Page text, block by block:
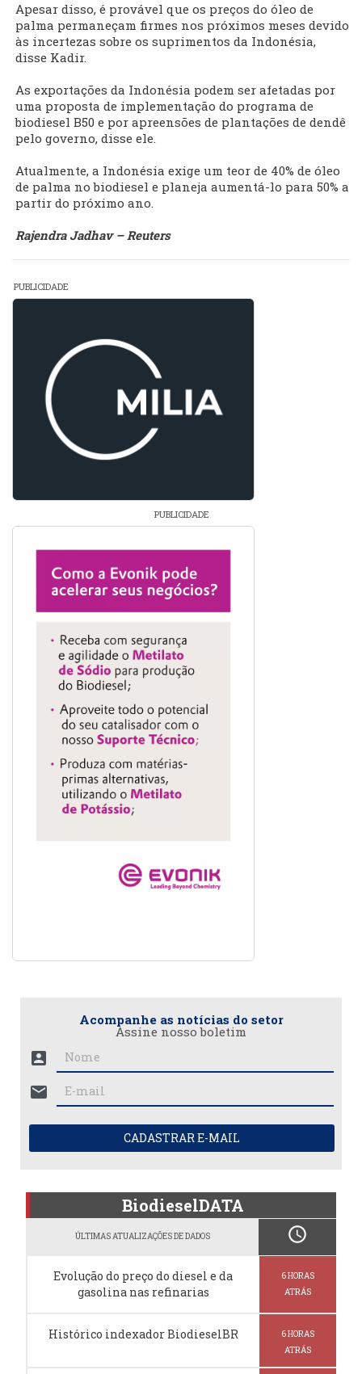
Apesar disso, é provável que os preços do óleo de
palma permaneçam firmes nos próximos meses devido
às incertezas sobre os suprimentos da Indonésia,
disse Kadir.
As exportações da Indonésia podem ser afetadas por
uma proposta de implementação do programa de
biodiesel B50 e por apreensões de plantações de dendê
pelo governo, disse ele.
Atualmente, a Indonésia exige um teor de 40% de óleo
de palma no biodiesel e planeja aumentá-lo para 50% a
partir do próximo ano.
Rajendra Jadhav – Reuters
PUBLICIDADE
PUBLICIDADE
Acompanhe as notícias do setor
Assine nosso boletim
account_box
mail
CADASTRAR E-MAIL
BiodieselDATA
ÚLTIMAS ATUALIZAÇÕES DE DADOS schedule
Evolução do preço do diesel e da
gasolina nas refinarias
6 HORAS
ATRÁS
Histórico indexador BiodieselBR
6 HORAS
ATRÁS